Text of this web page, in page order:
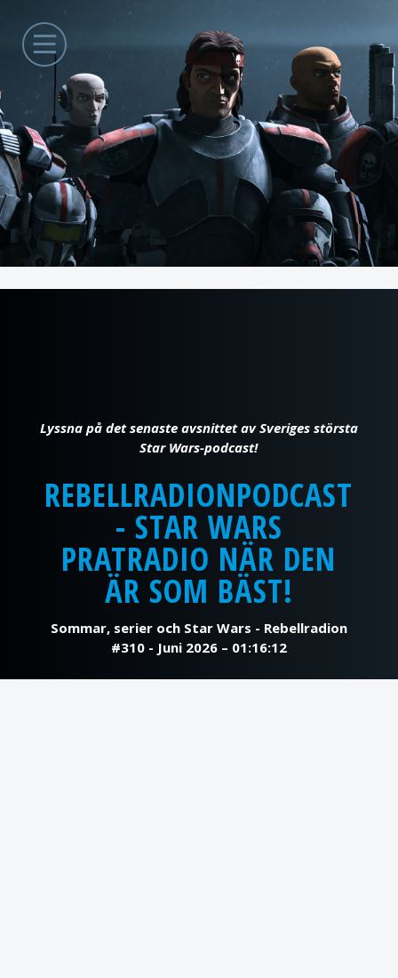
REBELLRADIONPODCAST
- STAR WARS
PRATRADIO NÄR DEN
ÄR SOM BÄST!
Sommar, serier och Star Wars - Rebellradion
#310 - Juni 2026 – 01:16:12